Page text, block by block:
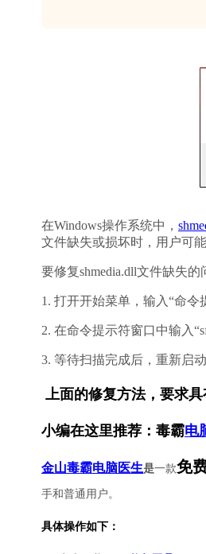
在Windows操作系统中，
文件缺失或损坏时，用户可
要修复shmedia.dll文件缺失
1. 打开开始菜单，输入“命令
2. 在命令提示符窗口中输入
3. 等待扫描完成后，重新启动
上面的修复方法，要求
小编在这里推荐：毒霸电
金山毒霸电脑医生是一款免
手和普通用户。
具体操作如下：